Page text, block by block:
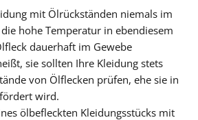
mit Ölrückständen niemals im
hohe Temperatur in ebendiesem
dauerhaft im Gewebe
sie sollten Ihre Kleidung stets
von Ölflecken prüfen, ehe sie in
wird.
ölbefleckten Kleidungsstücks mit